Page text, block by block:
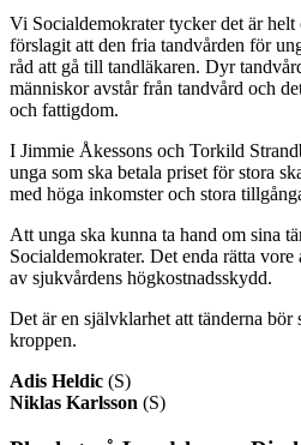
Vi Socialdemokrater tycker det är
förslagit att den fria tandvården för
råd att gå till tandläkaren. Dyr
människor avstår från tandvård och
och fattigdom.
I Jimmie Åkessons och Torkild
unga som ska betala priset för stora
med höga inkomster och stora
Att unga ska kunna ta hand om sina
Socialdemokrater. Det enda rätta
av sjukvårdens högkostnadsskydd.
Det är en självklarhet att tänderna bör
kroppen.
Adis Heldic (S)
Niklas Karlsson (S)